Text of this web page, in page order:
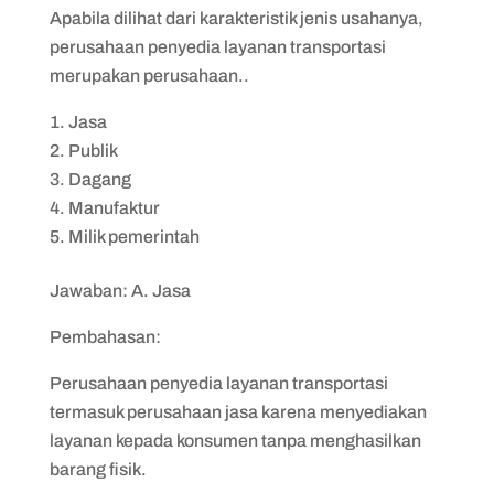
Apabila dilihat dari karakteristik jenis usahanya,
perusahaan penyedia layanan transportasi
merupakan perusahaan..
Jasa
Publik
Dagang
Manufaktur
Milik pemerintah
Jawaban: A. Jasa
Pembahasan:
Perusahaan penyedia layanan transportasi
termasuk perusahaan jasa karena menyediakan
layanan kepada konsumen tanpa menghasilkan
barang fisik.